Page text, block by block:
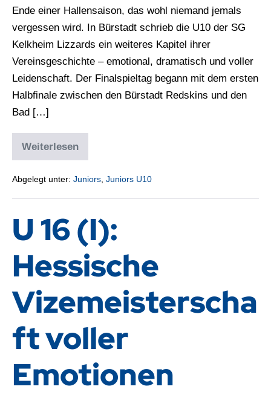
Ende einer Hallensaison, das wohl niemand jemals
vergessen wird. In Bürstadt schrieb die U10 der SG
Kelkheim Lizzards ein weiteres Kapitel ihrer
Vereinsgeschichte – emotional, dramatisch und voller
Leidenschaft. Der Finalspieltag begann mit dem ersten
Halbfinale zwischen den Bürstadt Redskins und den
Bad […]
Weiterlesen
Abgelegt unter: Juniors Juniors U10
U 16 (I):
Hessische
Vizemeisterscha
ft voller
Emotionen